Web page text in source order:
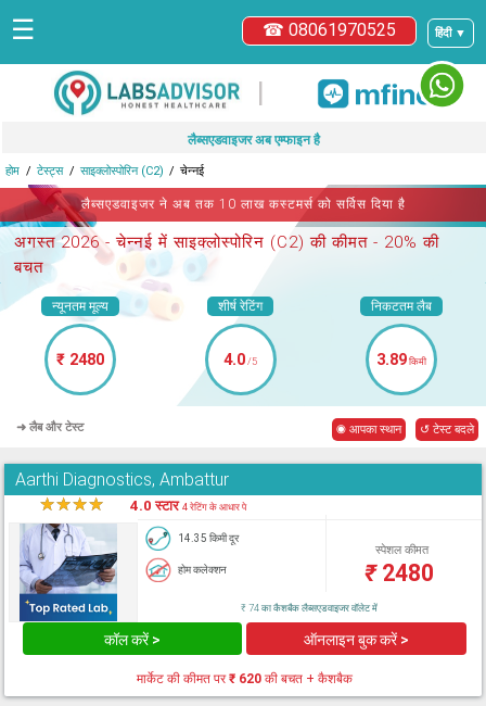
हिंदी ▼
☎ 08061970525
☰
|
लैब्सएडवाइजर अब एम्फाइन है
होम टेस्ट्स साइक्लोस्पोरिन (C2) चेन्नई
लैब्सएडवाइजर ने अब तक 10 लाख कस्टमर्स को सर्विस दिया है
अगस्त 2026 -चेन्नई में साइक्लोस्पोरिन (C2) की कीमत - 20% की
बचत
न्यूनतम मूल्य
₹ 2480
शीर्ष रेटिंग
4.0/5
निकटतम लैब
3.89किमी
➜ लैब और टेस्ट ◉ आपका स्थान ↺ टेस्ट बदले
Aarthi Diagnostics, Ambattur
★★★★ 4.0 स्टार4 रेटिंग के आधार पे
14.35 किमी दूर
होम कलेक्शन
स्पेशल कीमत
₹2480
₹ 74 का कैशबैक लैब्सएडवाइजर वॉलेट में
कॉल करें > ऑनलाइन बुक करें >
मार्केट की कीमत पर₹ 620की बचत + कैशबैक